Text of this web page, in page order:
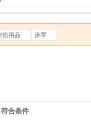
纺用品 床罩
合条件